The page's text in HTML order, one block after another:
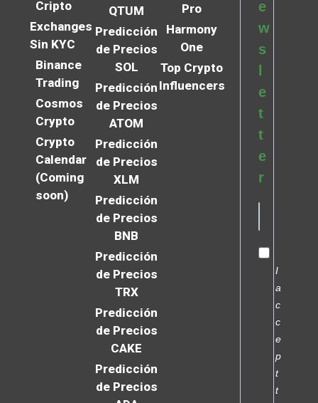
Cripto
Exchanges
Sin KYC
Binance
Trading
Cosmos
Crypto
Crypto
Calendar
(Coming
soon)
QTUM
Predicción
de Precios
SOL
Predicción
de Precios
ATOM
Predicción
de Precios
XLM
Predicción
de Precios
BNB
Predicción
de Precios
TRX
Predicción
de Precios
CAKE
Predicción
de Precios
Pro
Harmony
One
Top Crypto
Influencers
e
w
s
e
t
t
e
r
I
a
c
c
e
p
t
t